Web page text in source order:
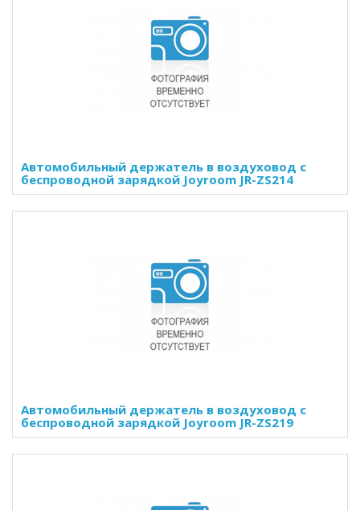
Автомобильный держатель в воздуховод с
беспроводной зарядкой Joyroom JR-ZS214
Автомобильный держатель в воздуховод с
беспроводной зарядкой Joyroom JR-ZS219